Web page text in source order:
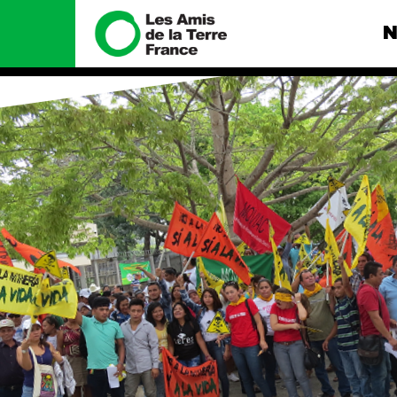
Nous connaître
Histoire
Manifeste
Missions et méthodes
Valeurs
Équipes et
fonctionnement
Le réseau dans le monde
Nos alliés
Je soutiens les Amis de la
Terre
Nos
Total, rendez-
tribunal
Gaz « naturel
enfumage
Mode : une
destructrice
Gaz au
violence
Nos autres